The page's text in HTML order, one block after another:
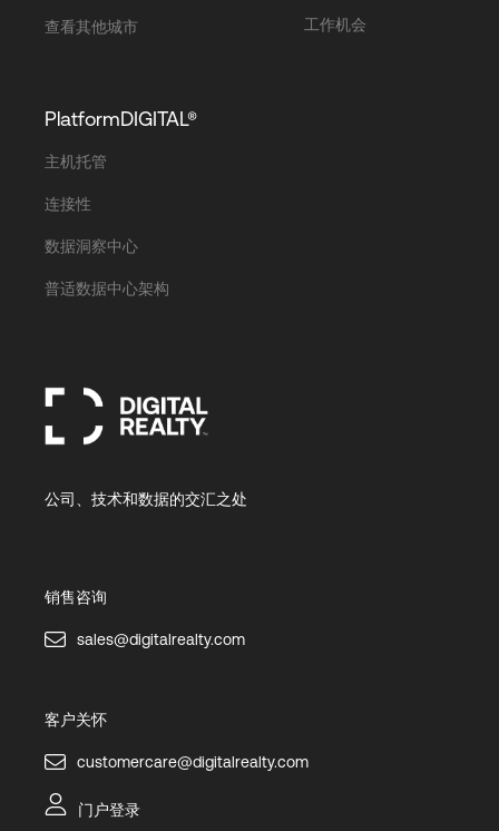
查看其他城市 工作机会
PlatformDIGITAL®
主机托管
连接性
数据洞察中心
普适数据中心架构
公司、技术和数据的交汇之处
销售咨询
sales@digitalrealty.com
客户关怀
customercare@digitalrealty.com
门户登录